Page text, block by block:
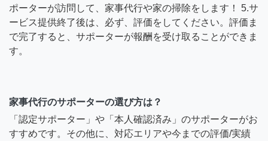
ポーターが訪問して、家事代行や家の掃除をします！ 5.サ
ービス提供終了後は、必ず、評価をしてください。評価ま
で完了すると、サポーターが報酬を受け取ることができま
す。
家事代行のサポーターの選び方は？
「認定サポーター」や「本人確認済み」のサポーターがお
すすめです。その他に、対応エリアや今までの評価/実績